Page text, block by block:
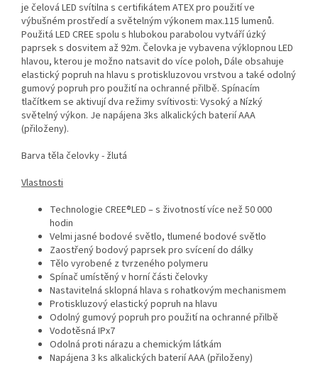
je čelová LED svítilna s certifikátem ATEX pro použití ve
výbušném prostředí a světelným výkonem max.115 lumenů.
Použitá LED CREE spolu s hlubokou parabolou vytváří úzký
paprsek s dosvitem až 92m. Čelovka je vybavena výklopnou LED
hlavou, kterou je možno natsavit do více poloh, Dále obsahuje
elastický popruh na hlavu s protiskluzovou vrstvou a také odolný
gumový popruh pro použití na ochranné přilbě. Spínacím
tlačítkem se aktivují dva režimy svítivosti: Vysoký a Nízký
světelný výkon. Je napájena 3ks alkalických baterií AAA
(přiloženy).
Barva těla čelovky - žlutá
Vlastnosti
Technologie CREE®LED – s životností více než 50 000
hodin
Velmi jasné bodové světlo, tlumené bodové světlo
Zaostřený bodový paprsek pro svícení do dálky
Tělo vyrobené z tvrzeného polymeru
Spínač umístěný v horní části čelovky
Nastavitelná sklopná hlava s rohatkovým mechanismem
Protiskluzový elastický popruh na hlavu
Odolný gumový popruh pro použití na ochranné přilbě
Vodotěsná IPx7
Odolná proti nárazu a chemickým látkám
Napájena 3 ks alkalických baterií AAA (přiloženy)